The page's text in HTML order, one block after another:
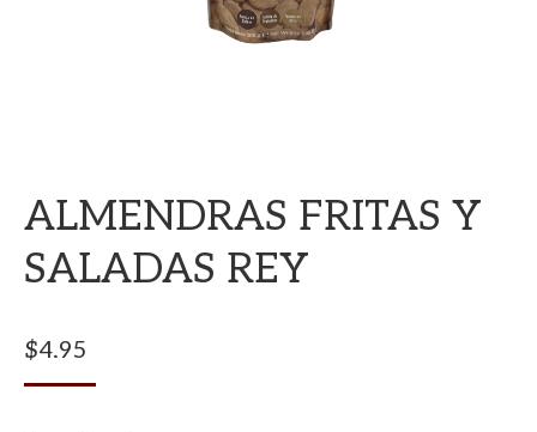
ALMENDRAS FRITAS Y
SALADAS REY
$4.95